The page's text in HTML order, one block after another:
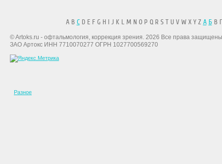
A B CD E F G H I J K L M N O P Q R S T U V W X Y Z А БВ
© Artoks.ru - офтальмология, коррекция зрения. 2026 Все права
ЗАО Артокс ИНН 7710070277 ОГРН 1027700569270
Разное